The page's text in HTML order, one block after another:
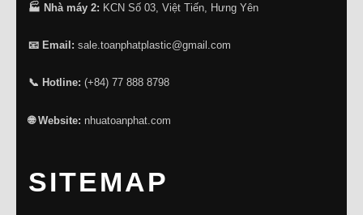
🏭 Nhà máy 2: KCN Số 03, Việt Tiến, Hưng Yên
📧 Email: sale.toanphatplastic@gmail.com
📞 Hotline: (+84) 77 888 8798
🌐 Website: nhuatoanphat.com
SITEMAP